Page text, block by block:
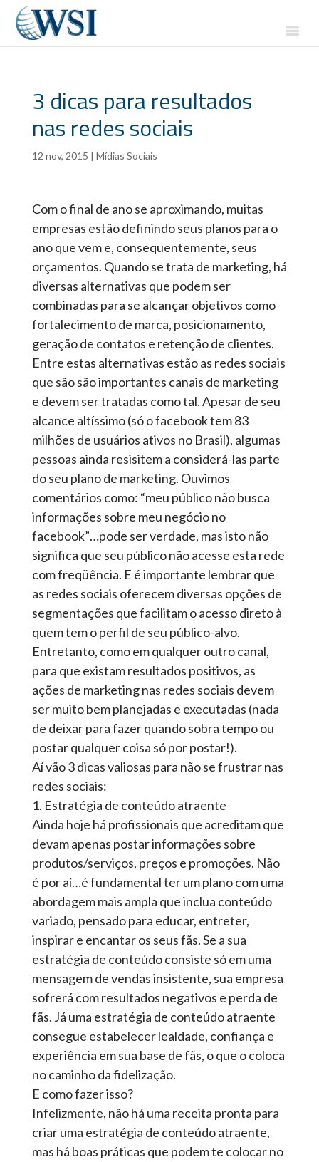
3 dicas para resultados
nas redes sociais
12 nov, 2015 | Mídias Sociais
Com o final de ano se aproximando, muitas
empresas estão definindo seus planos para o
ano que vem e, consequentemente, seus
orçamentos. Quando se trata de marketing, há
diversas alternativas que podem ser
combinadas para se alcançar objetivos como
fortalecimento de marca, posicionamento,
geração de contatos e retenção de clientes.
Entre estas alternativas estão as redes sociais
que são são importantes canais de marketing
e devem ser tratadas como tal. Apesar de seu
alcance altíssimo (só o facebook tem 83
milhões de usuários ativos no Brasil), algumas
pessoas ainda resisitem a considerá-las parte
do seu plano de marketing. Ouvimos
comentários como: “meu público não busca
informações sobre meu negócio no
facebook”…pode ser verdade, mas isto não
significa que seu público não acesse esta rede
com freqüência. E é importante lembrar que
as redes sociais oferecem diversas opções de
segmentações que facilitam o acesso direto à
quem tem o perfil de seu público-alvo.
Entretanto, como em qualquer outro canal,
para que existam resultados positivos, as
ações de marketing nas redes sociais devem
ser muito bem planejadas e executadas (nada
de deixar para fazer quando sobra tempo ou
postar qualquer coisa só por postar!).
Aí vão 3 dicas valiosas para não se frustrar nas
redes sociais:
1. Estratégia de conteúdo atraente
Ainda hoje há profissionais que acreditam que
devam apenas postar informações sobre
produtos/serviços, preços e promoções. Não
é por aí…é fundamental ter um plano com uma
abordagem mais ampla que inclua conteúdo
variado, pensado para educar, entreter,
inspirar e encantar os seus fãs. Se a sua
estratégia de conteúdo consiste só em uma
mensagem de vendas insistente, sua empresa
sofrerá com resultados negativos e perda de
fãs. Já uma estratégia de conteúdo atraente
consegue estabelecer lealdade, confiança e
experiência em sua base de fãs, o que o coloca
no caminho da fidelização.
E como fazer isso?
Infelizmente, não há uma receita pronta para
criar uma estratégia de conteúdo atraente,
mas há boas práticas que podem te colocar no